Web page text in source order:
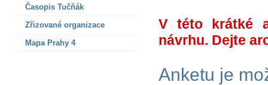
Časopis Tučňák
Zřizované organizace
Mapa Prahy 4
V této krátké
návrhu. Dejte
Anketu je